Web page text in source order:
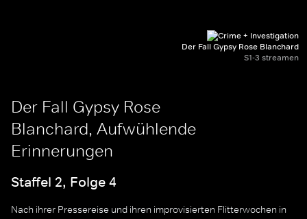
Der Fall Gypsy Rose Blanchard
S1-3 streamen
Der Fall Gypsy Rose
Blanchard, Aufwühlende
Erinnerungen
Staffel 2, Folge 4
Nach ihrer Pressereise und ihren improvisierten Flitterwochen in